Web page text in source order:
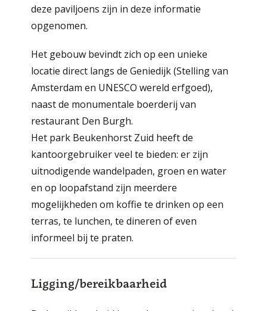
deze paviljoens zijn in deze informatie
opgenomen.
Het gebouw bevindt zich op een unieke
locatie direct langs de Geniedijk (Stelling van
Amsterdam en UNESCO wereld erfgoed),
naast de monumentale boerderij van
restaurant Den Burgh.
Het park Beukenhorst Zuid heeft de
kantoorgebruiker veel te bieden: er zijn
uitnodigende wandelpaden, groen en water
en op loopafstand zijn meerdere
mogelijkheden om koffie te drinken op een
terras, te lunchen, te dineren of even
informeel bij te praten.
Ligging/bereikbaarheid